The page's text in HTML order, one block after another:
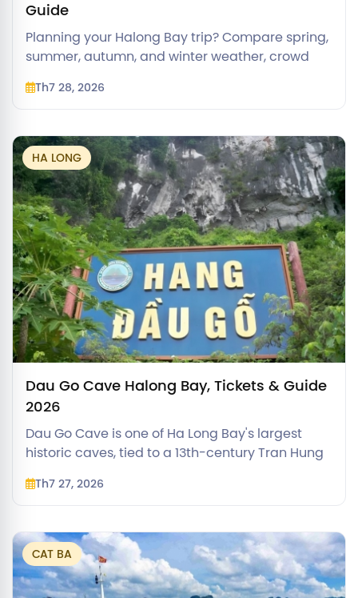
Guide
Planning your Halong Bay trip? Compare spring,
summer, autumn, and winter weather, crowd
month.
Th7 28, 2026
HA LONG
Dau Go Cave Halong Bay, Tickets & Guide
2026
Dau Go Cave is one of Ha Long Bay's largest
historic caves, tied to a 13th-century Tran Hung
accessibility notes, and what to expect inside.
Th7 27, 2026
CAT BA